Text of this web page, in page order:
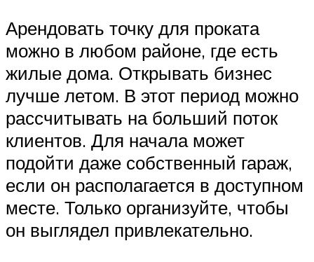
Арендовать точку для проката
можно в любом районе, где есть
жилые дома. Открывать бизнес
лучше летом. В этот период можно
рассчитывать на больший поток
клиентов. Для начала может
подойти даже собственный гараж,
если он располагается в доступном
месте. Только организуйте, чтобы
он выглядел привлекательно.